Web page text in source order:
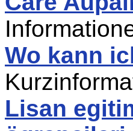
Wo kann
Lisan